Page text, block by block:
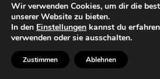
Wir verwenden Cookies, um dir die
unserer Website zu bieten.
In den Einstellungen kannst du
verwenden oder sie ausschalten.
Zustimmen Ablehnen